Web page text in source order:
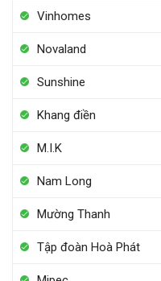
Vinhomes
Novaland
Sunshine
Khang điền
M.I.K
Nam Long
Mường Thanh
Tập đoàn Hoà Phát